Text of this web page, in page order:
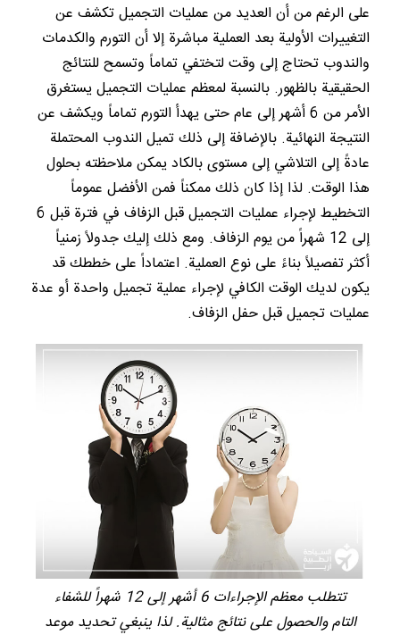
على الرغم من أن العديد من عمليات التجميل تكشف عن
التغييرات الأولية بعد العملية مباشرة إلا أن التورم والكدمات
والندوب تحتاج إلى وقت لتختفي تماماً وتسمح للنتائج
الحقيقية بالظهور. بالنسبة لمعظم عمليات التجميل يستغرق
الأمر من 6 أشهر إلى عام حتى يهدأ التورم تماماً ويكشف عن
النتيجة النهائية. بالإضافة إلى ذلك تميل الندوب المحتملة
عادةً إلى التلاشي إلى مستوى بالكاد يمكن ملاحظته بحلول
هذا الوقت. لذا إذا كان ذلك ممكناً فمن الأفضل عموماً
التخطيط لإجراء عمليات التجميل قبل الزفاف في فترة قبل 6
إلى 12 شهراً من يوم الزفاف. ومع ذلك إليك جدولاً زمنياً
أكثر تفصيلاً بناءً على نوع العملية. اعتماداً على خططك قد
يكون لديك الوقت الكافي لإجراء عملية تجميل واحدة أو عدة
عمليات تجميل قبل حفل الزفاف.
تتطلب معظم الإجراءات 6 أشهر إلى 12 شهراً للشفاء
التام والحصول على نتائج مثالية. لذا ينبغي تحديد موعد